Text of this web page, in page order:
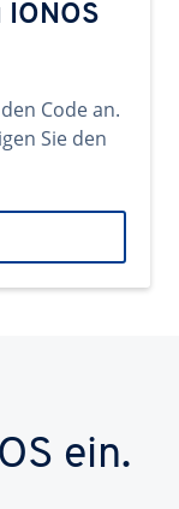
Code an.
Sie den
ein.